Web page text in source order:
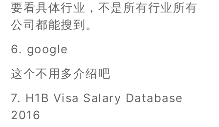
要看具体行业，不是所有行业所有
公司都能搜到。
6. google
这个不用多介绍吧
7. H1B Visa Salary Database
2016